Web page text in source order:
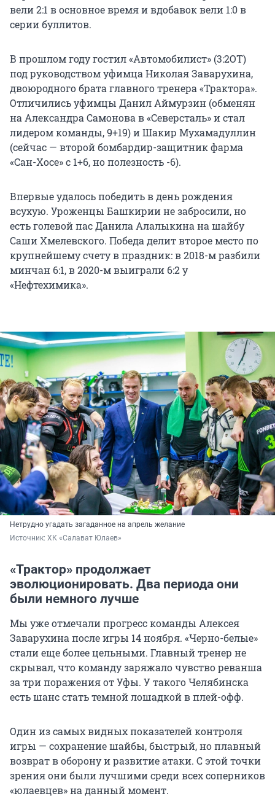
вели 2:1 в основное время и вдобавок вели 1:0 в
серии буллитов.
В прошлом году гостил «Автомобилист» (3:2ОТ)
под руководством уфимца Николая Заварухина,
двоюродного брата главного тренера «Трактора».
Отличились уфимцы Данил Аймурзин (обменян
на Александра Самонова в «Северсталь» и стал
лидером команды, 9+19) и Шакир Мухамадуллин
(сейчас — второй бомбардир-защитник фарма
«Сан-Хосе» с 1+6, но полезность -6).
Впервые удалось победить в день рождения
всухую. Уроженцы Башкирии не забросили, но
есть голевой пас Данила Алалыкина на шайбу
Саши Хмелевского. Победа делит второе место по
крупнейшему счету в праздник: в 2018-м разбили
минчан 6:1, в 2020-м выиграли 6:2 у
«Нефтехимика».
Нетрудно угадать загаданное на апрель желание
Источник: ХК «Салават Юлаев»
«Трактор» продолжает
эволюционировать. Два периода они
были немного лучше
Мы уже отмечали прогресс команды Алексея
Заварухина после игры 14 ноября. «Черно-белые»
стали еще более цельными. Главный тренер не
скрывал, что команду заряжало чувство реванша
за три поражения от Уфы. У такого Челябинска
есть шанс стать темной лошадкой в плей-офф.
Один из самых видных показателей контроля
игры — сохранение шайбы, быстрый, но плавный
возврат в оборону и развитие атаки. С этой точки
зрения они были лучшими среди всех соперников
«юлаевцев» на данный момент.